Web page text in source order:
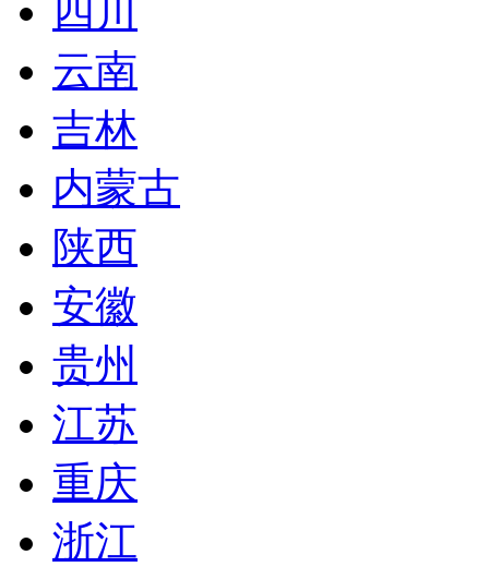
四川
云南
吉林
内蒙古
陕西
安徽
贵州
江苏
重庆
浙江